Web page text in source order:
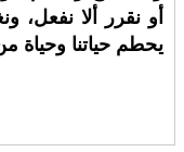
أو نقرر ألا نفعل،
يحطم حياتنا وحياة